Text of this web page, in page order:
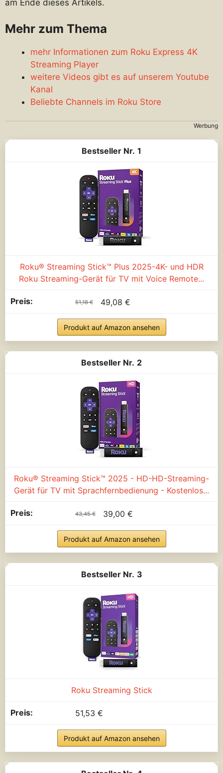
am Ende dieses Artikels.
Mehr zum Thema
mehr Informationen zum Roku Express 4K
Streaming Player
weitere Videos gibt es auf unserem Youtube
Kanal
Beliebte Channels im Roku Store
Werbung
1
Roku® Streaming Stick™ Plus 2025-4K- und HDR
Roku Streaming-Gerät für TV mit Voice Remote...
51,18 € 49,08 €
Produkt auf Amazon ansehen
2
Roku® Streaming Stick™ 2025 - HD-HD-Streaming-
Gerät für TV mit Sprachfernbedienung - Kostenlos...
43,45 € 39,00 €
Produkt auf Amazon ansehen
3
Roku Streaming Stick
51,53 €
Produkt auf Amazon ansehen